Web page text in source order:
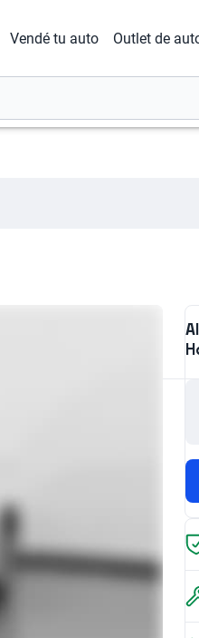
Vendé tu auto Outlet de